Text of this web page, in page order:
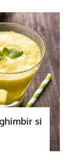
si